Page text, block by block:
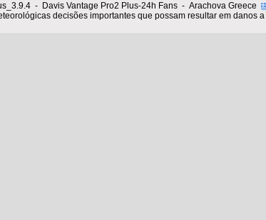
- Davis Vantage Pro2 Plus-24h Fans - Arachova Greece
decisões importantes que possam resultar em danos